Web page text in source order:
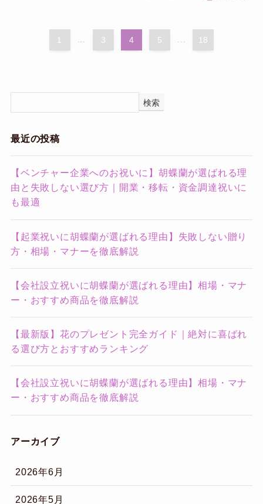
1 ... 3 4 5 ... 18
検索
最近の投稿
【ベンチャー企業へのお祝いに】胡蝶蘭が選ばれる理
由と失敗しない選び方｜開業・移転・資金調達祝いに
も最適
【起業祝いに胡蝶蘭が選ばれる理由】失敗しない贈り
方・相場・マナーを徹底解説
【会社設立祝いに胡蝶蘭が選ばれる理由】相場・マナ
ー・おすすめ商品を徹底解説
【最新版】花のプレゼント完全ガイド｜絶対に喜ばれ
る選び方とおすすめランキング
【会社設立祝いに胡蝶蘭が選ばれる理由】相場・マナ
ー・おすすめ商品を徹底解説
アーカイブ
2026年6月
2026年5月